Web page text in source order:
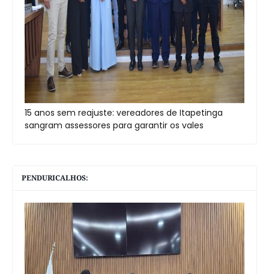
15 anos sem reajuste: vereadores de Itapetinga
sangram assessores para garantir os vales
PENDURICALHOS: